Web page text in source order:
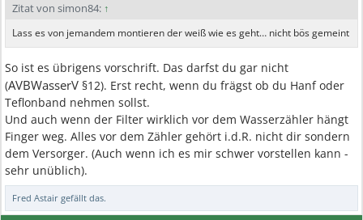
Zitat von simon84: ↑
Lass es von jemandem montieren der weiß wie es geht… nicht bös gemeint
So ist es übrigens vorschrift. Das darfst du gar nicht
(AVBWasserV §12). Erst recht, wenn du frägst ob du Hanf oder
Teflonband nehmen sollst.
Und auch wenn der Filter wirklich vor dem Wasserzähler hängt
Finger weg. Alles vor dem Zähler gehört i.d.R. nicht dir sondern
dem Versorger. (Auch wenn ich es mir schwer vorstellen kann -
sehr unüblich).
Fred Astair gefällt das.